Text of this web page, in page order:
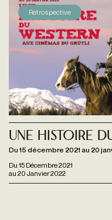
Rétrospective
Du 15 Décembre 2021
au 20 Janvier 2022
Une histoire
Du 15 décembre 2021 au 20